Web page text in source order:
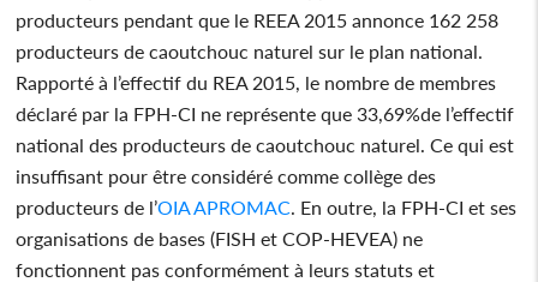
producteurs pendant que le REEA 2015 annonce 162 258
producteurs de caoutchouc naturel sur le plan national.
Rapporté à l’effectif du REA 2015, le nombre de membres
déclaré par la FPH-CI ne représente que 33,69%de l’effectif
national des producteurs de caoutchouc naturel. Ce qui est
insuffisant pour être considéré comme collège des
producteurs de l’OIA APROMAC . En outre, la FPH-CI et ses
organisations de bases (FISH et COP-HEVEA) ne
fonctionnent pas conformément à leurs statuts et